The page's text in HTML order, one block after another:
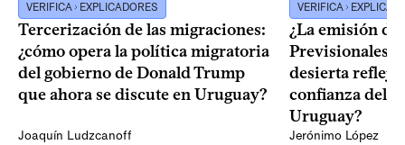
VERIFICA EXPLICADORES
Tercerización de las migraciones:
¿cómo opera la política migratoria
del gobierno de Donald Trump
que ahora se discute en Uruguay?
Joaquín Ludzcanoff
VERIFICA
¿La emisión
Previsionales
desierta refleja
confianza del
Uruguay?
Jerónimo López